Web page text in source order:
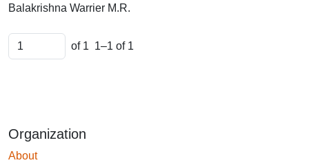
Balakrishna Warrier M.R.
of 1 1–1 of 1
Organization
About